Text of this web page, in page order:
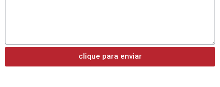
clique para enviar